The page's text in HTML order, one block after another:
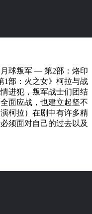
球叛军 — 第2部：烙印
部：火之女》柯拉与战
进犯，叛军战士们团结
面应战，也建立起坚不
柯拉）在剧中有许多精
须面对自己的过去以及